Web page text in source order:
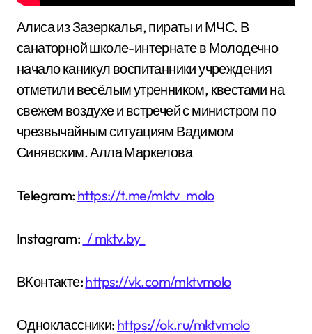
Алиса из Зазеркалья, пираты и МЧС. В
санаторной школе-интернате в Молодечно
начало каникул воспитанники учреждения
отметили весёлым утренником, квестами на
свежем воздухе и встречей с министром по
чрезвычайным ситуациям Вадимом
Синявским. Алла Маркелова
Telegram: https://t.me/mktv_molo
Instagram: / mktv.by
ВКонтакте:https://vk.com/mktvmolo
Одноклассники: https://ok.ru/mktvmolo